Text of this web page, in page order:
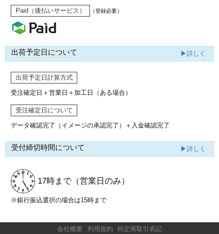
Paid（後払いサービス） （登録必要）
出荷予定日について ▶詳しく
出荷予定日計算方式
受注確定日＋営業日＋加工日（ある場合）
受注確定日について
データ確認完了（イメージの承認完了） ＋入金確認完了
受付締切時間について ▶詳しく
17時まで （営業日のみ）
※銀行振込選択の場合は15時まで
会社概要 利用規約 特定商取引表記